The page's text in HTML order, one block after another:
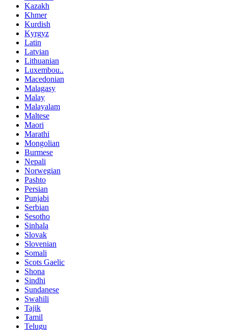
Kazakh
Khmer
Kurdish
Kyrgyz
Latin
Latvian
Lithuanian
Luxembou..
Macedonian
Malagasy
Malay
Malayalam
Maltese
Maori
Marathi
Mongolian
Burmese
Nepali
Norwegian
Pashto
Persian
Punjabi
Serbian
Sesotho
Sinhala
Slovak
Slovenian
Somali
Scots Gaelic
Shona
Sindhi
Sundanese
Swahili
Tajik
Tamil
Telugu